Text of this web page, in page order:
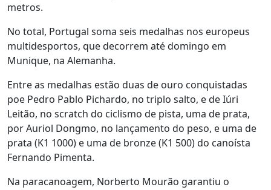
metros.
No total, Portugal soma seis medalhas nos europeus
multidesportos, que decorrem até domingo em
Munique, na Alemanha.
Entre as medalhas estão duas de ouro conquistadas
poe Pedro Pablo Pichardo, no triplo salto, e de Iúri
Leitão, no scratch do ciclismo de pista, uma de prata,
por Auriol Dongmo, no lançamento do peso, e uma de
prata (K1 1000) e uma de bronze (K1 500) do canoísta
Fernando Pimenta.
Na paracanoagem, Norberto Mourão garantiu o